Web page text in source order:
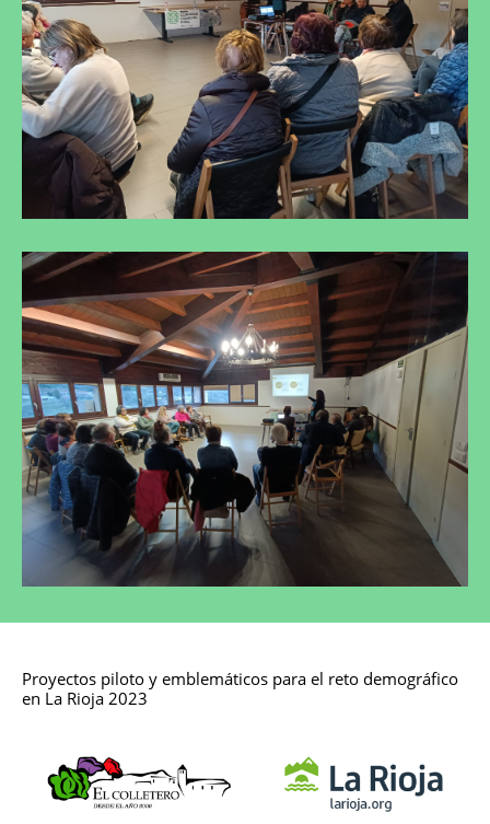
Proyectos piloto y emblemáticos para el reto demográfico
en La Rioja 2023